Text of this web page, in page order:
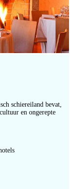
schiereiland bevat,
en ongerepte